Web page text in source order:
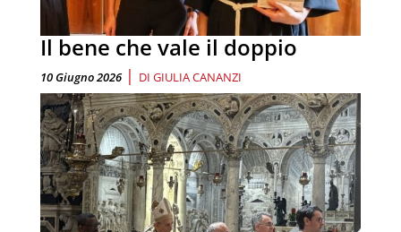
Il bene che vale il doppio
10 Giugno 2026 | DI GIULIA CANANZI